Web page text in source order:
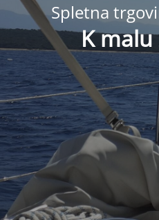
Spletna
K malu